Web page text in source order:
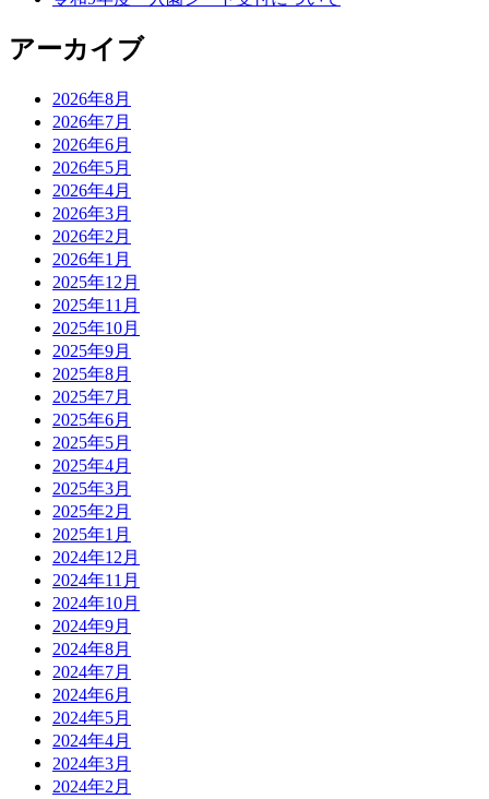
アーカイブ
2026年8月
2026年7月
2026年6月
2026年5月
2026年4月
2026年3月
2026年2月
2026年1月
2025年12月
2025年11月
2025年10月
2025年9月
2025年8月
2025年7月
2025年6月
2025年5月
2025年4月
2025年3月
2025年2月
2025年1月
2024年12月
2024年11月
2024年10月
2024年9月
2024年8月
2024年7月
2024年6月
2024年5月
2024年4月
2024年3月
2024年2月